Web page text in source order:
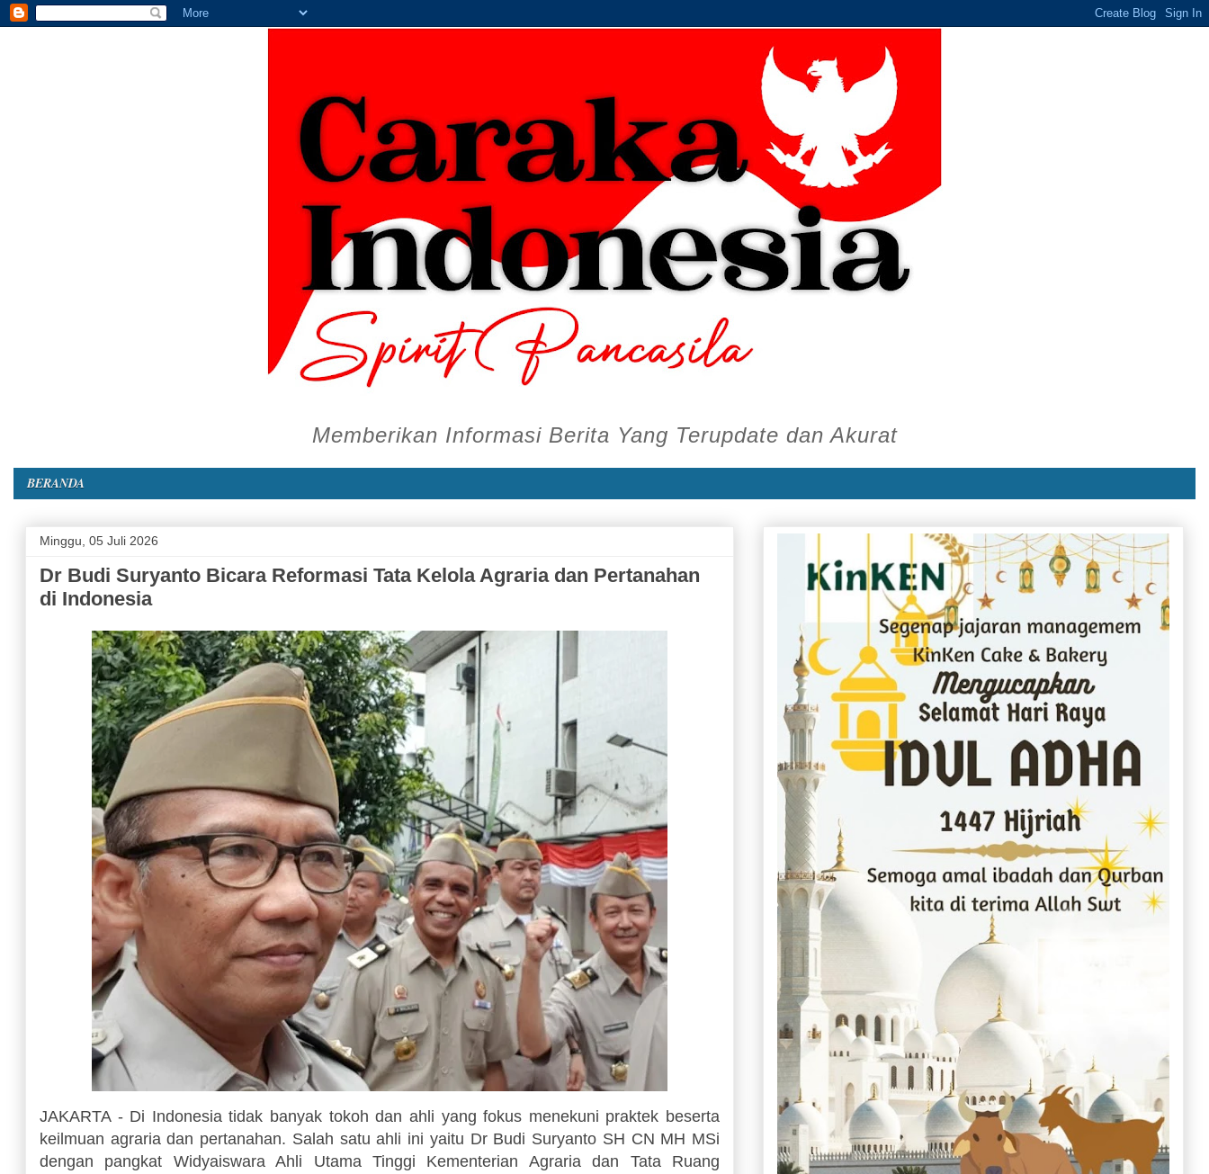
Memberikan Informasi Berita Yang Terupdate dan Akurat
BERANDA
Minggu, 05 Juli 2026
Dr Budi Suryanto Bicara Reformasi Tata Kelola Agraria dan Pertanahan
di Indonesia
JAKARTA - Di Indonesia tidak banyak tokoh dan ahli yang fokus menekuni praktek beserta
keilmuan agraria dan pertanahan. Salah satu ahli ini yaitu Dr Budi Suryanto SH CN MH MSi
dengan pangkat Widyaiswara Ahli Utama Tinggi Kementerian Agraria dan Tata Ruang